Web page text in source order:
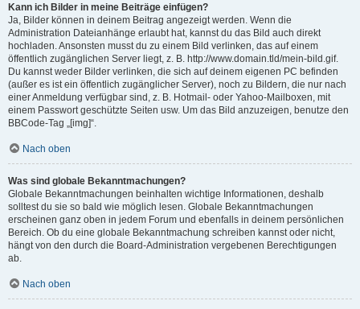
Kann ich Bilder in meine Beiträge einfügen?
Ja, Bilder können in deinem Beitrag angezeigt werden. Wenn die
Administration Dateianhänge erlaubt hat, kannst du das Bild auch direkt
hochladen. Ansonsten musst du zu einem Bild verlinken, das auf einem
öffentlich zugänglichen Server liegt, z. B. http://www.domain.tld/mein-bild.gif.
Du kannst weder Bilder verlinken, die sich auf deinem eigenen PC befinden
(außer es ist ein öffentlich zugänglicher Server), noch zu Bildern, die nur nach
einer Anmeldung verfügbar sind, z. B. Hotmail- oder Yahoo-Mailboxen, mit
einem Passwort geschützte Seiten usw. Um das Bild anzuzeigen, benutze den
BBCode-Tag „[img]“.
Nach oben
Was sind globale Bekanntmachungen?
Globale Bekanntmachungen beinhalten wichtige Informationen, deshalb
solltest du sie so bald wie möglich lesen. Globale Bekanntmachungen
erscheinen ganz oben in jedem Forum und ebenfalls in deinem persönlichen
Bereich. Ob du eine globale Bekanntmachung schreiben kannst oder nicht,
hängt von den durch die Board-Administration vergebenen Berechtigungen
ab.
Nach oben